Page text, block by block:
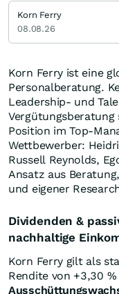
Korn Ferry ist eine
Personalberatung.
Leadership- und
Vergütungsberatung
Position im Top-
Wettbewerber:
Russell Reynolds,
Ansatz aus
und eigener
Dividenden &
nachhaltige
Korn Ferry gilt als
Rendite von +3,30 %
Korn Ferry
08.08.26